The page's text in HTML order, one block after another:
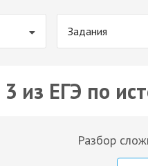
Задания
из ЕГЭ по
Разбор